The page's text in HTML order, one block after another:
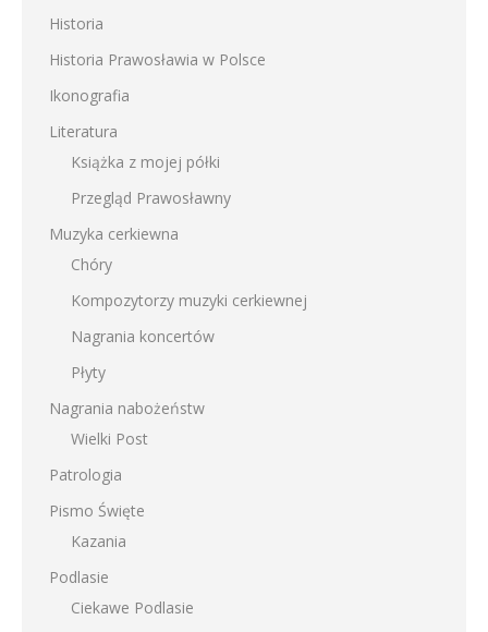
Historia
Historia Prawosławia w Polsce
Ikonografia
Literatura
Książka z mojej półki
Przegląd Prawosławny
Muzyka cerkiewna
Chóry
Kompozytorzy muzyki cerkiewnej
Nagrania koncertów
Płyty
Nagrania nabożeństw
Wielki Post
Patrologia
Pismo Święte
Kazania
Podlasie
Ciekawe Podlasie